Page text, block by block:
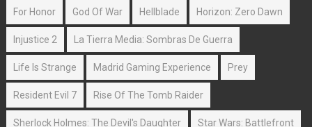
For Honor God Of War Hellblade Horizon: Zero Dawn
Injustice 2 La Tierra Media: Sombras De Guerra
Life Is Strange Madrid Gaming Experience Prey
Resident Evil 7 Rise Of The Tomb Raider
Sherlock Holmes: The Devil's Daughter Star Wars: Battlefront